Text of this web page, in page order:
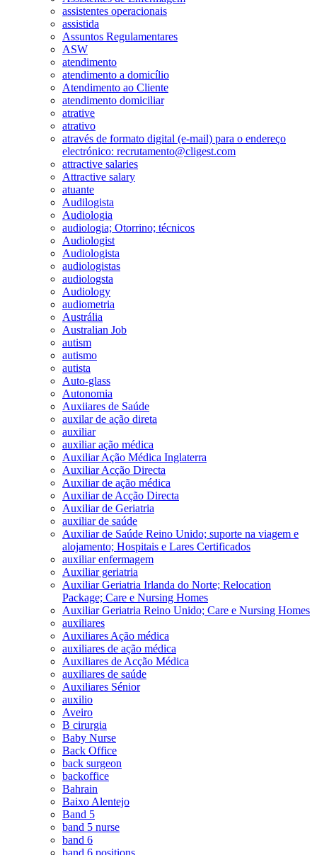
assistentes operacionais
assistida
Assuntos Regulamentares
ASW
atendimento
atendimento a domicílio
Atendimento ao Cliente
atendimento domiciliar
atrative
atrativo
através de formato digital (e-mail) para o endereço
electrónico: recrutamento@cligest.com
attractive salaries
Attractive salary
atuante
Audilogista
Audiologia
audiologia; Otorrino; técnicos
Audiologist
Audiologista
audiologistas
audiologsta
Audiology
audiometria
Austrália
Australian Job
autism
autismo
autista
Auto-glass
Autonomia
Auxiiares de Saúde
auxilar de ação direta
auxiliar
auxiliar ação médica
Auxiliar Ação Médica Inglaterra
Auxiliar Acção Directa
Auxiliar de ação médica
Auxiliar de Acção Directa
Auxiliar de Geriatria
auxiliar de saúde
Auxiliar de Saúde Reino Unido; suporte na viagem e
alojamento; Hospitais e Lares Certificados
auxiliar enfermagem
Auxiliar geriatria
Auxiliar Geriatria Irlanda do Norte; Relocation
Package; Care e Nursing Homes
Auxiliar Geriatria Reino Unido; Care e Nursing Homes
auxiliares
Auxiliares Ação médica
auxiliares de ação médica
Auxiliares de Acção Médica
auxiliares de saúde
Auxiliares Sénior
auxilio
Aveiro
B cirurgia
Baby Nurse
Back Office
back surgeon
backoffice
Bahrain
Baixo Alentejo
Band 5
band 5 nurse
band 6
band 6 positions